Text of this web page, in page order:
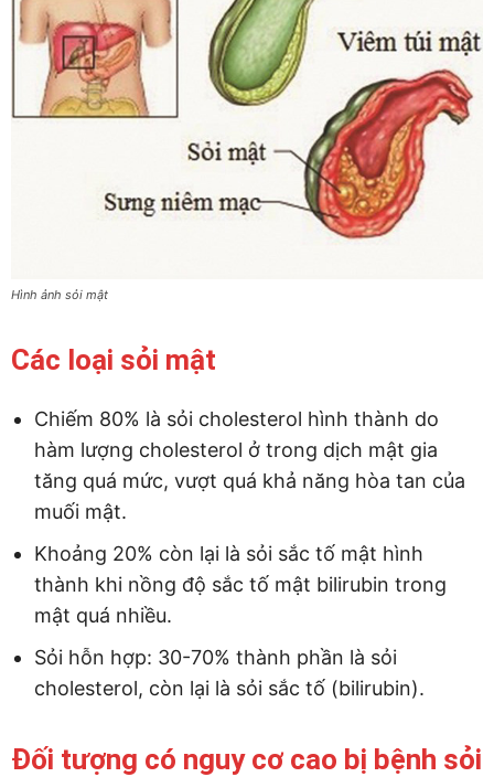
Hình ảnh sỏi mật
Các loại sỏi mật
Chiếm 80% là sỏi cholesterol hình thành do
hàm lượng cholesterol ở trong dịch mật gia
tăng quá mức, vượt quá khả năng hòa tan của
muối mật.
Khoảng 20% còn lại là sỏi sắc tố mật hình
thành khi nồng độ sắc tố mật bilirubin trong
mật quá nhiều.
Sỏi hỗn hợp: 30-70% thành phần là sỏi
cholesterol, còn lại là sỏi sắc tố (bilirubin).
Đối tượng có nguy cơ cao bị bệnh sỏi